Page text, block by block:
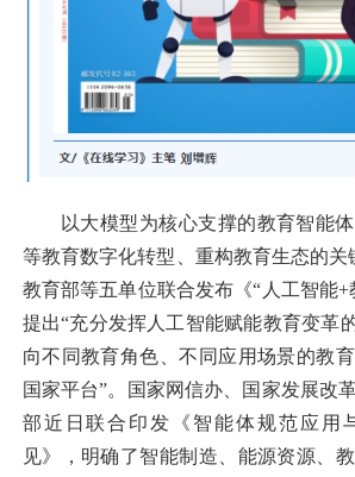
以大模型为核心支撑的教育智能
等教育数字化转型、重构教育生态的关
教育部等五单位联合发布《“人工智能+
提出“充分发挥人工智能赋能教育变革
向不同教育角色、不同应用场景的教
国家平台”。国家网信办、国家发展改
部近日联合印发《 智能体规范应用
见》，明确了智能制造、能源资源、